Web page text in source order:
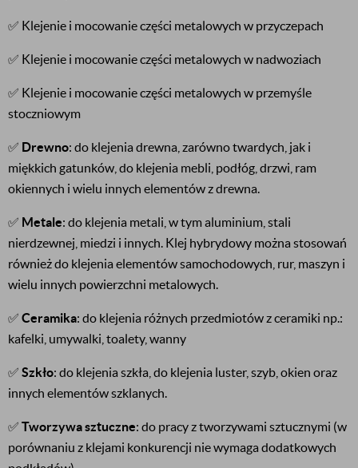
✅ Klejenie i mocowanie części metalowych w przyczepach
✅ Klejenie i mocowanie części metalowych w nadwoziach
✅ Klejenie i mocowanie części metalowych w przemyśle
stoczniowym
✅ Drewno: do klejenia drewna, zarówno twardych, jak i
miękkich gatunków, do klejenia mebli, podłóg, drzwi, ram
okiennych i wielu innych elementów z drewna.
✅ Metale: do klejenia metali, w tym aluminium, stali
nierdzewnej, miedzi i innych. Klej hybrydowy można stosowań
również do klejenia elementów samochodowych, rur, maszyn i
wielu innych powierzchni metalowych.
✅ Ceramika: do klejenia różnych przedmiotów z ceramiki np.:
kafelki, umywalki, toalety, wanny
✅ Szkło: do klejenia szkła, do klejenia luster, szyb, okien oraz
innych elementów szklanych.
✅ Tworzywa sztuczne: do pracy z tworzywami sztucznymi (w
porównaniu z klejami konkurencji nie wymaga dodatkowych